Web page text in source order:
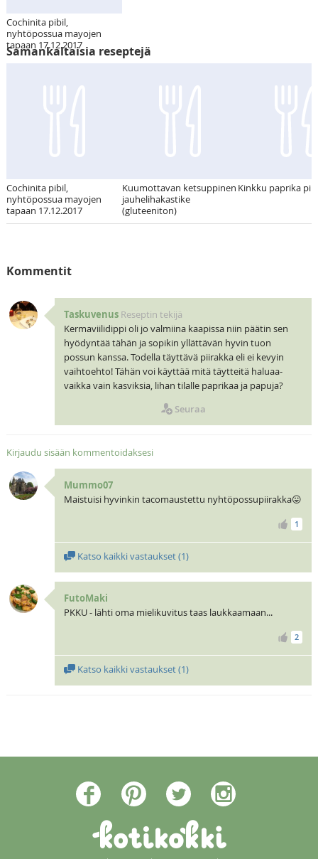
Cochinita pibil,
nyhtöpossua mayojen
tapaan 17.12.2017
Samankaltaisia reseptejä
Cochinita pibil,
nyhtöpossua mayojen
tapaan 17.12.2017
Kuumottavan ketsuppinen
jauhelihakastike
(gluteeniton)
Kinkku paprika
Kommentit
Taskuvenus Reseptin tekijä
Kermaviilidippi oli jo valmiina kaapissa niin päätin sen
hyödyntää tähän ja sopikin yllättävän hyvin tuon
possun kanssa. Todella täyttävä piirakka eli ei kevyin
vaihtoehto! Tähän voi käyttää mitä täytteitä haluaa-
vaikka vain kasviksia, lihan tilalle paprikaa ja papuja?
Seuraa
Kirjaudu sisään kommentoidaksesi
Mummo07
Maistuisi hyvinkin tacomaustettu nyhtöpossupiirakka😛
1
Katso kaikki vastaukset (1)
FutoMaki
PKKU - lähti oma mielikuvitus taas laukkaamaan...
2
Katso kaikki vastaukset (1)